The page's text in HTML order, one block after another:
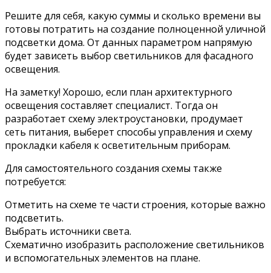
Решите для себя, какую суммы и сколько времени вы
готовы потратить на создание полноценной уличной
подсветки дома. От данных параметром напрямую
будет зависеть выбор светильников для фасадного
освещения.
На заметку! Хорошо, если план архитектурного
освещения составляет специалист. Тогда он
разработает схему электроустановки, продумает
сеть питания, выберет способы управления и схему
прокладки кабеля к осветительным приборам.
Для самостоятельного создания схемы также
потребуется:
Отметить на схеме те части строения, которые важно
подсветить.
Выбрать источники света.
Схематично изобразить расположение светильников
и вспомогательных элементов на плане.